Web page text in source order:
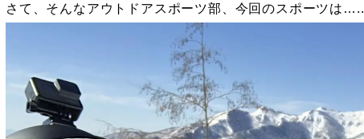
さて、そんなアウトドアスポーツ部、今回のスポーツは…..